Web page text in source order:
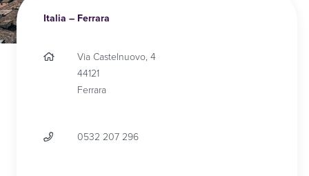
Italia – Ferrara
Via Castelnuovo, 4
44121
Ferrara
0532 207 296